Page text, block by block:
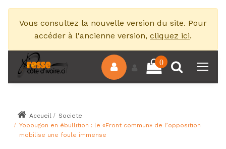
Vous consultez la nouvelle version du site. Pour
accéder à l'ancienne version, cliquez ici.
0
Accueil
Societe
Yopougon en ébullition : le «Front commun» de l’opposition
mobilise une foule immense